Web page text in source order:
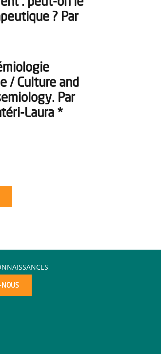
? Par
/ Culture and
Par
Laura *